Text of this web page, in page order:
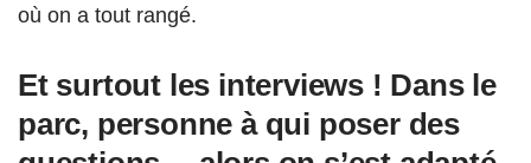
où on a tout rangé.
Et surtout les interviews ! Dans le
parc, personne à qui poser des